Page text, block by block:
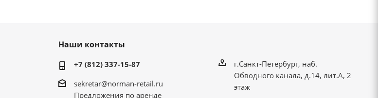
Наши контакты
+7 (812) 337-15-87
sekretar@norman-retail.ru
Предложения по аренде
г.Санкт-Петербург, наб.
Обводного канала, д.14, лит.А, 2
этаж